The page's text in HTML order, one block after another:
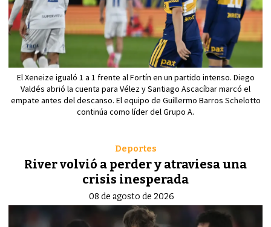
El Xeneize igualó 1 a 1 frente al Fortín en un partido intenso. Diego
Valdés abrió la cuenta para Vélez y Santiago Ascacíbar marcó el
empate antes del descanso. El equipo de Guillermo Barros Schelotto
continúa como líder del Grupo A.
River volvió a perder y atraviesa una
crisis inesperada
Deportes
08 de agosto de 2026